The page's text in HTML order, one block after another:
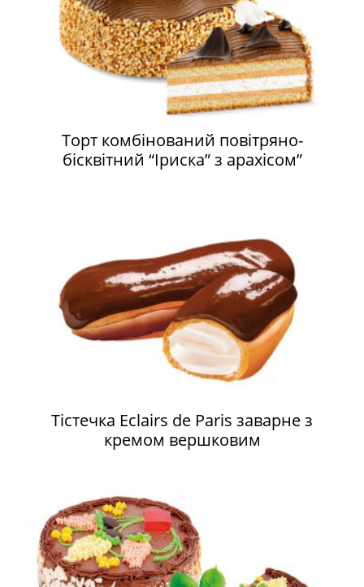
Торт комбінований повітряно-
бісквітний “Іриска” з арахісом”
Тістечка Eclairs de Paris заварне з
кремом вершковим